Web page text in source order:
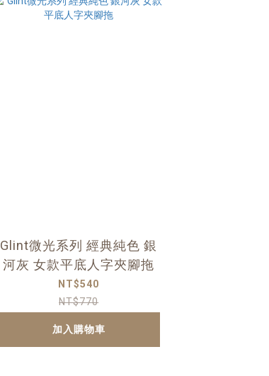
Glint微光系列 經典純色 銀
河灰 女款平底人字夾腳拖
NT$540
NT$770
加入購物車